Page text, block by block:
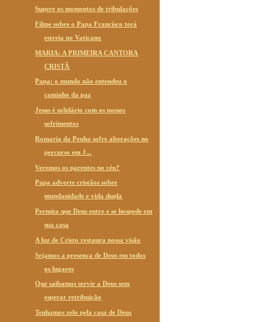
Supere os momentos de tribulações
Filme sobre o Papa Francisco terá
estreia no Vaticano
MARIA: A PRIMEIRA CANTORA
CRISTÃ
Papa: o mundo não entendeu o
caminho da paz
Jesus é solidário com os nossos
sofrimentos
Romaria da Penha sofre alterações no
percurso em J...
Veremos os parentes no céu?
Papa adverte cristãos sobre
mundanidade e vida dupla
Permita que Deus entre e se hospede em
sua casa
A luz de Cristo restaura nossa visão
Sejamos a presença de Deus em todos
os lugares
Que saibamos servir a Deus sem
esperar retribuição
Tenhamos zelo pela casa de Deus